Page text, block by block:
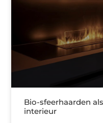
Bio-sfeerhaarden
interieur